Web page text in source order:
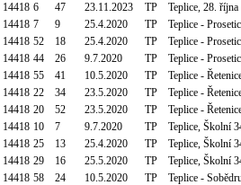
14418 6 47 23.11.2023 TP
Teplice, 28.
14418 7 9 25.4.2020 TP
Teplice -
14418 52 18 25.4.2020 TP
Teplice -
14418 44 26 9.7.2020 TP
Teplice -
14418 55 41 10.5.2020 TP
Teplice -
14418 22 34 23.5.2020 TP
Teplice -
14418 20 52 23.5.2020 TP
Teplice -
14418 10 7 9.7.2020 TP
Teplice, Školní
14418 25 13 25.4.2020 TP
Teplice, Školní
14418 29 16 25.5.2020 TP
Teplice, Školní
14418 58 24 10.5.2020 TP
Teplice -